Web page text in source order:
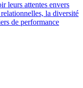
leurs attentes envers
la diversité
de performance